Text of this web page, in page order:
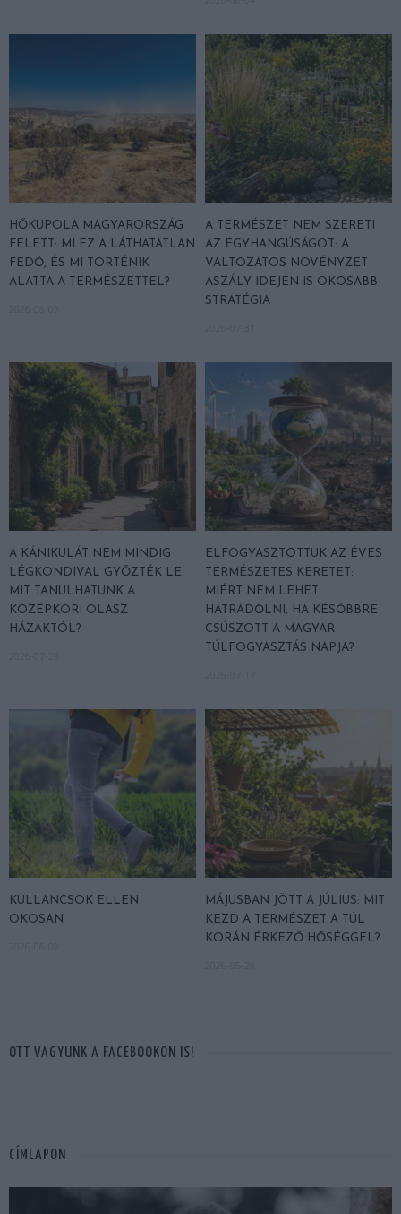
HŐKUPOLA MAGYARORSZÁG
FELETT: MI EZ A LÁTHATATLAN
FEDŐ, ÉS MI TÖRTÉNIK
ALATTA A TERMÉSZETTEL?
A TERMÉSZET NEM SZERETI
AZ EGYHANGÚSÁGOT: A
VÁLTOZATOS NÖVÉNYZET
ASZÁLY IDEJÉN IS OKOSABB
STRATÉGIA
A KÁNIKULÁT NEM MINDIG
LÉGKONDIVAL GYŐZTÉK LE:
MIT TANULHATUNK A
KÖZÉPKORI OLASZ
HÁZAKTÓL?
ELFOGYASZTOTTUK AZ ÉVES
TERMÉSZETES KERETET:
MIÉRT NEM LEHET
HÁTRADŐLNI, HA KÉSŐBBRE
CSÚSZOTT A MAGYAR
TÚLFOGYASZTÁS NAPJA?
KULLANCSOK ELLEN
OKOSAN
MÁJUSBAN JÖTT A JÚLIUS: MIT
KEZD A TERMÉSZET A TÚL
KORÁN ÉRKEZŐ HŐSÉGGEL?
OTT VAGYUNK A FACEBOOKON IS!
CÍMLAPON